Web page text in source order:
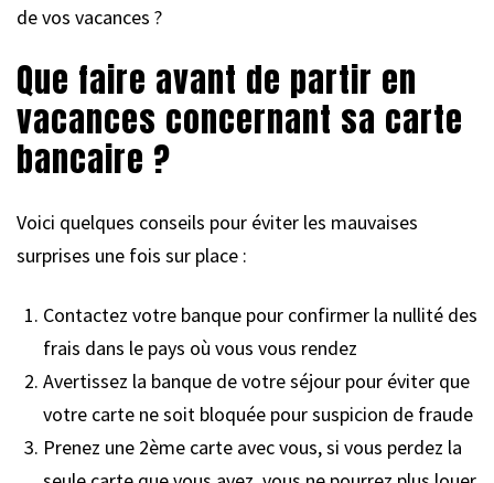
de vos vacances ?
Que faire avant de partir en
vacances concernant sa carte
bancaire ?
Voici quelques conseils pour éviter les mauvaises
surprises une fois sur place :
Contactez votre banque pour confirmer la nullité des
frais dans le pays où vous vous rendez
Avertissez la banque de votre séjour pour éviter que
votre carte ne soit bloquée pour suspicion de fraude
Prenez une 2ème carte avec vous, si vous perdez la